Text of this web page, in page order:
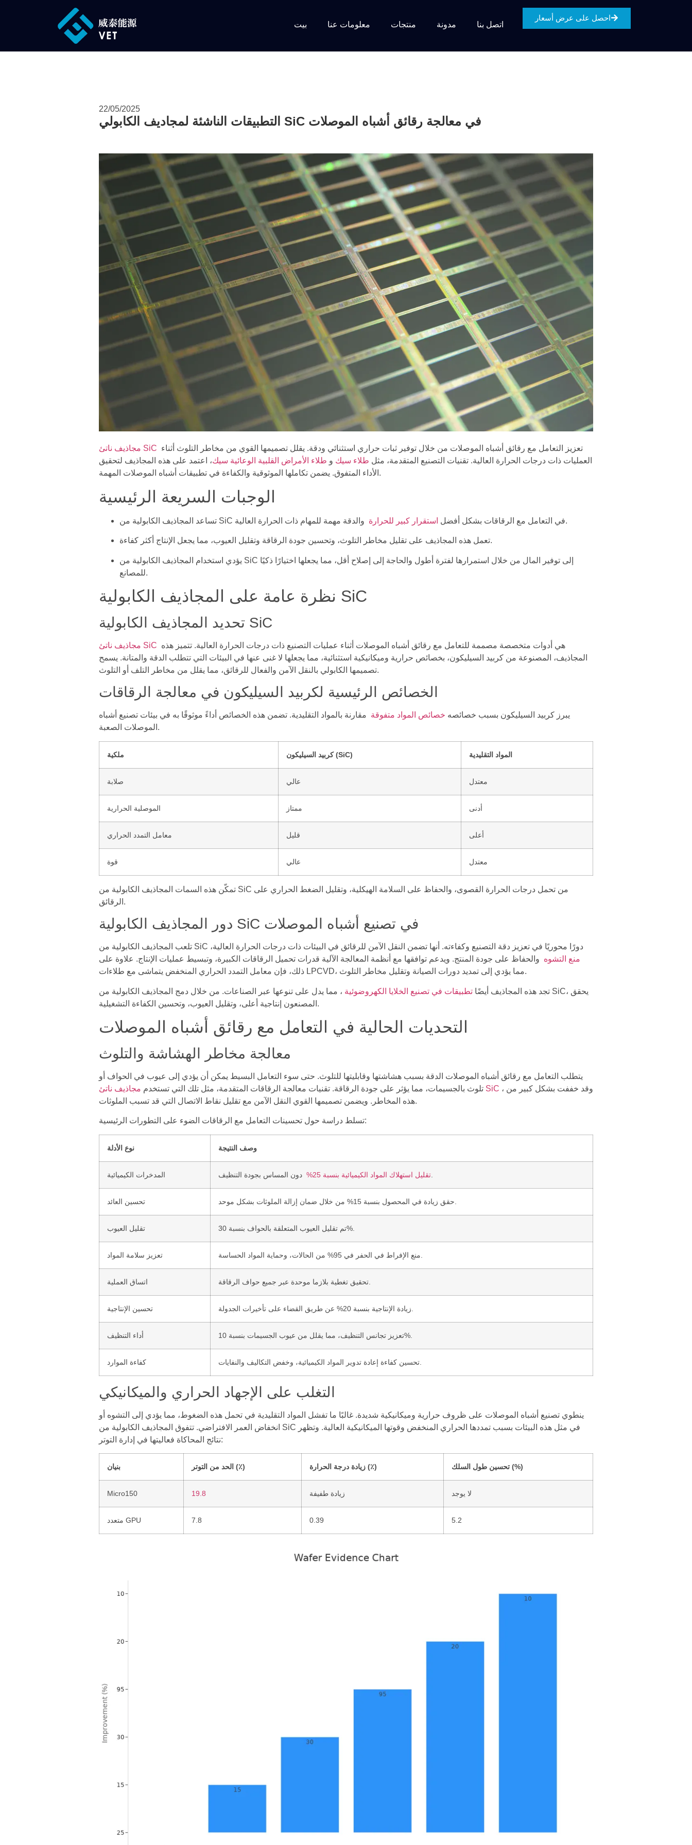
بيت معلومات عنا منتجات مدونة اتصل بنا
احصل على عرض أسعار
22/05/2025
مجاذيف ناتئ SiC
العمليات ذات درجات الحرارة العالية. تقنيات التصنيع المتقدمة، مثل طلاء سيك و طلاء الأمراض القلبية الوعائية سيك، اعتمد على هذه المجاذيف لتحقيق
الأداء المتفوق. يضمن تكاملها الموثوقية والكفاءة في تطبيقات أشباه الموصلات المهمة.
الوجبات السريعة الرئيسية
تساعد المجاذيف الكابولية من SiC في التعامل مع الرقاقات بشكل أفضل استقرار كبير للحرارة والدقة مهمة للمهام ذات الحرارة العالية.
تعمل هذه المجاذيف على تقليل مخاطر التلوث، وتحسين جودة الرقاقة وتقليل العيوب، مما يجعل الإنتاج أكثر كفاءة.
يؤدي استخدام المجاذيف الكابولية من SiC إلى توفير المال من خلال استمرارها لفترة أطول والحاجة إلى إصلاح أقل، مما يجعلها اختيارًا ذكيًا
للمصانع.
نظرة عامة على المجاذيف الكابولية SiC
تحديد المجاذيف الكابولية SiC
مجاذيف ناتئ SiC
المجاذيف، المصنوعة من كربيد السيليكون، بخصائص حرارية وميكانيكية استثنائية، مما يجعلها لا غنى عنها في البيئات التي تتطلب الدقة والمتانة. يسمح
تصميمها الكابولي بالنقل الآمن والفعال للرقائق، مما يقلل من مخاطر التلف أو التلوث.
الخصائص الرئيسية لكربيد السيليكون في معالجة الرقاقات
يبرز كربيد السيليكون بسبب خصائصه خصائص المواد متفوقة مقارنة بالمواد التقليدية. تضمن هذه الخصائص أداءً موثوقًا به في بيئات تصنيع أشباه
الموصلات الصعبة.
ملكية كربيد السيليكون (SiC) المواد التقليدية
صلابة عالي معتدل
الموصلية الحرارية ممتاز أدنى
معامل التمدد الحراري قليل أعلى
قوة عالي معتدل
تمكّن هذه السمات المجاذيف الكابولية من SiC من تحمل درجات الحرارة القصوى، والحفاظ على السلامة الهيكلية، وتقليل الضغط الحراري على
الرقائق.
تلعب المجاذيف الكابولية من SiC دورًا محوريًا في تعزيز دقة التصنيع وكفاءته. أنها تضمن النقل الآمن للرقائق في البيئات ذات درجات الحرارة العالية،
منع التشوه والحفاظ على جودة المنتج. ويدعم توافقها مع أنظمة المعالجة الآلية قدرات تحميل الرقاقات الكبيرة، وتبسيط عمليات الإنتاج. علاوة على
ذلك، فإن معامل التمدد الحراري المنخفض يتماشى مع طلاءات LPCVD، مما يؤدي إلى تمديد دورات الصيانة وتقليل مخاطر التلوث.
تجد هذه المجاذيف أيضًا تطبيقات في تصنيع الخلايا الكهروضوئية ، مما يدل على تنوعها عبر الصناعات. من خلال دمج المجاذيف الكابولية من SiC، يحقق
المصنعون إنتاجية أعلى، وتقليل العيوب، وتحسين الكفاءة التشغيلية.
التحديات الحالية في التعامل مع رقائق أشباه الموصلات
معالجة مخاطر الهشاشة والتلوث
يتطلب التعامل مع رقائق أشباه الموصلات الدقة بسبب هشاشتها وقابليتها للتلوث. حتى سوء التعامل البسيط يمكن أن يؤدي إلى عيوب في الحواف أو
تلوث بالجسيمات، مما يؤثر على جودة الرقاقة. تقنيات معالجة الرقاقات المتقدمة، مثل تلك التي تستخدم مجاذيف ناتئ SiC ، وقد خففت بشكل كبير من
هذه المخاطر. ويضمن تصميمها القوي النقل الآمن مع تقليل نقاط الاتصال التي قد تسبب الملوثات.
تسلط دراسة حول تحسينات التعامل مع الرقاقات الضوء على التطورات الرئيسية:
نوع الأدلة وصف النتيجة
المدخرات الكيميائية تقليل استهلاك المواد الكيميائية بنسبة 25%
تحسين العائد
تقليل العيوب تم تقليل العيوب المتعلقة بالحواف بنسبة 30%.
تعزيز سلامة المواد
اتساق العملية
تحسين الإنتاجية
أداء التنظيف تعزيز تجانس التنظيف، مما يقلل من عيوب الجسيمات بنسبة 10%.
كفاءة الموارد
التغلب على الإجهاد الحراري والميكانيكي
ينطوي تصنيع أشباه الموصلات على ظروف حرارية وميكانيكية شديدة. غالبًا ما تفشل المواد التقليدية في تحمل هذه الضغوط، مما يؤدي إلى التشوه أو
انخفاض العمر الافتراضي. تتفوق المجاذيف الكابولية من SiC في مثل هذه البيئات بسبب تمددها الحراري المنخفض وقوتها الميكانيكية العالية. وتظهر
نتائج المحاكاة فعاليتها في إدارة التوتر:
بنيان الحد من التوتر (٪) زيادة درجة الحرارة (٪) تحسين طول السلك (%)
Micro150 19.8 زيادة طفيفة لا يوجد
متعدد GPU 7.8 0.39 5.2